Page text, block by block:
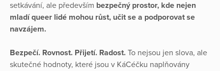
setkávání, ale především bezpečný prostor, kde nejen
mladí queer lidé mohou růst, učit se a podporovat se
navzájem.
Bezpečí. Rovnost. Přijetí. Radost. To nejsou jen slova, ale
skutečné hodnoty, které jsou v KáCéčku naplňovány